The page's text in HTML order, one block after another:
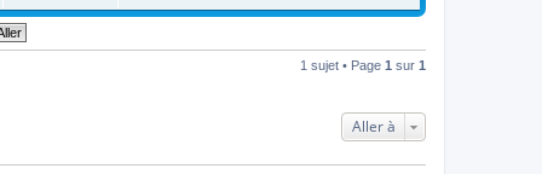
i
l
r
1 sujet • Page 1 sur 1
Aller à